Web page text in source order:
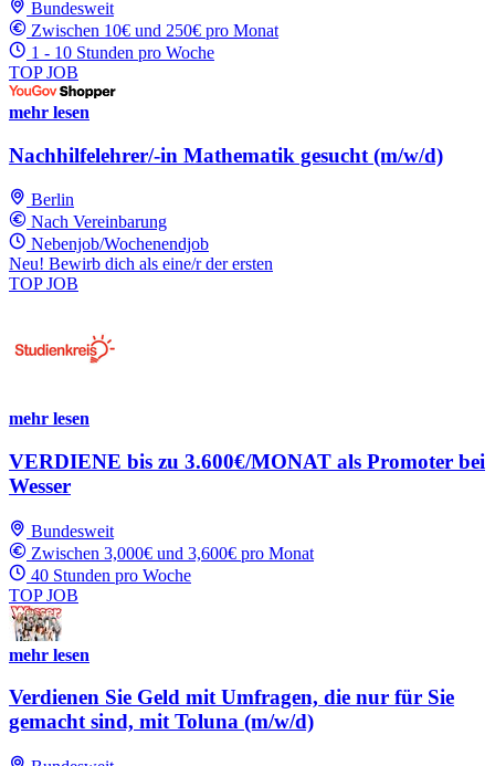
Bundesweit
Zwischen 10€ und 250€ pro Monat
1 - 10 Stunden pro Woche
TOP JOB
mehr lesen
Nachhilfelehrer/-in Mathematik gesucht (m/w/d)
Berlin
Nach Vereinbarung
Nebenjob/Wochenendjob
Neu! Bewirb dich als eine/r der ersten
TOP JOB
mehr lesen
VERDIENE bis zu 3.600€/MONAT als Promoter bei
Wesser
Bundesweit
Zwischen 3,000€ und 3,600€ pro Monat
40 Stunden pro Woche
TOP JOB
mehr lesen
Verdienen Sie Geld mit Umfragen, die nur für Sie
gemacht sind, mit Toluna (m/w/d)